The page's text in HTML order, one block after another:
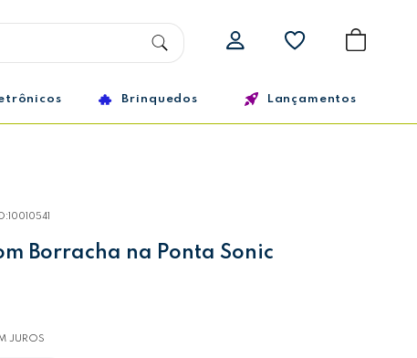
Brinquedos Lançamentos
10010541
Borracha na Ponta Sonic
JUROS